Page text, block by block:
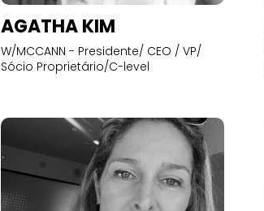
AGATHA KIM
W/MCCANN - Presidente/ CEO / VP/
Sócio Proprietário/C-level